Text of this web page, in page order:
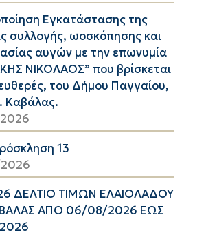
Εγκατάστασης της
συλλογής, ωοσκόπησης και
αυγών με την επωνυμία
ΝΙΚΟΛΑΟΣ” που βρίσκεται
του Δήμου Παγγαίου,
Καβάλας.
13
ΔΕΛΤΙΟ ΤΙΜΩΝ ΕΛΑΙΟΛΑΔΟΥ
ΑΠΟ 06/08/2026 ΕΩΣ